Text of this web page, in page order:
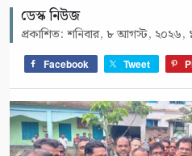
ডেস্ক নিউজ
প্রকাশিত: শনিবার, ৮ আগস্ট, ২০২৬,
Facebook Tweet